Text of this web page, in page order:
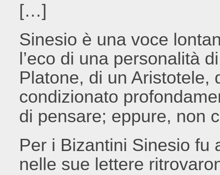
[…]
Sinesio è una voce
l’eco di una personalità
Platone, di un Aristotele,
condizionato
di pensare; eppure, non
Per i Bizantini Sinesio fu
nelle sue lettere